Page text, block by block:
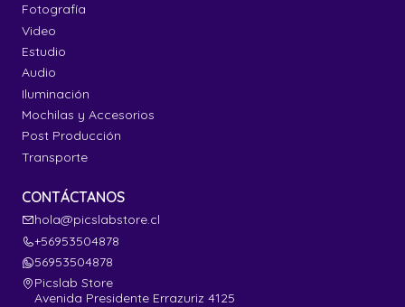
Fotografía
Video
Estudio
Audio
Iluminación
Mochilas y Accesorios
Post Producción
Transporte
CONTÁCTANOS
hola@picslabstore.cl
+56953504878
56953504878
Picslab Store
Avenida Presidente Errazuriz 4125